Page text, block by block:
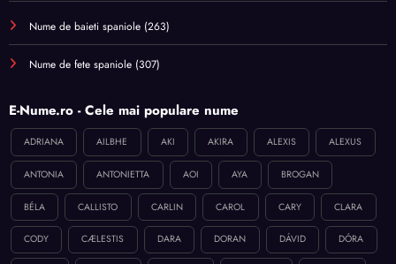
Nume de baieti spaniole (263)
Nume de fete spaniole (307)
E-Nume.ro - Cele mai populare nume
ADRIANA AILBHE AKI AKIRA ALEXIS ALEXUS
ANTONIA ANTONIETTA AOI AYA BROGAN
BÉLA CALLISTO CARLIN CAROL CARY CLARA
CODY CÆLESTIS DARA DORAN DÁVID DÓRA